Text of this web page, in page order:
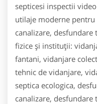
septicesi inspectii
utilaje moderne pentru
canalizare,
fizice și instituții:
fantani, vidanjare
tehnic de vidanjare,
septica ecologica,
canalizare,